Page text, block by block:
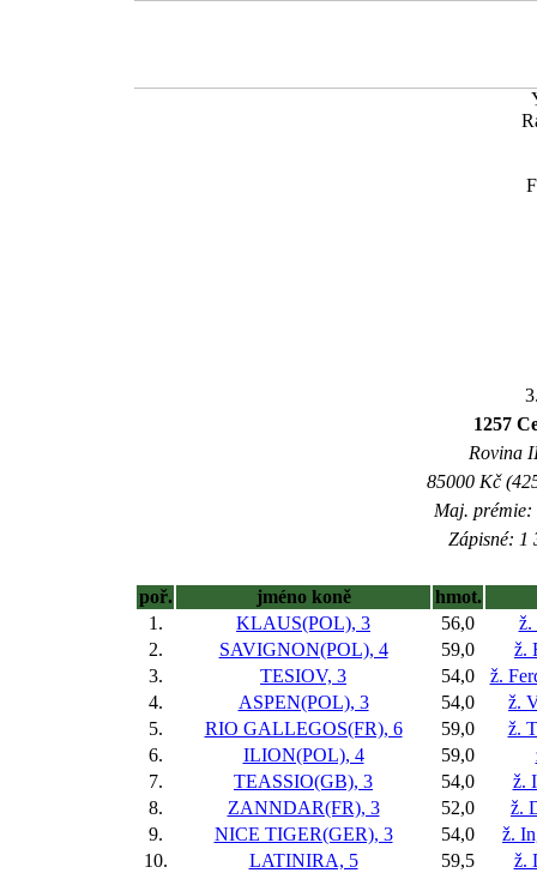
1257
Rovina
85000 Kč
Maj. prémie:
Zápisné: 1
poř. jméno koně
hmot.
1.
KLAUS(POL), 3 56,0
ž.
2.
SAVIGNON(POL), 4 59,0
ž.
3.
TESIOV, 3 54,0
ž.
4.
ASPEN(POL), 3 54,0
ž.
5.
RIO GALLEGOS(FR), 6 59,0
ž.
6.
ILION(POL), 4 59,0
7.
TEASSIO(GB), 3 54,0
ž.
8.
ZANNDAR(FR), 3 52,0
ž.
9.
NICE TIGER(GER), 3 54,0
ž.
10.
LATINIRA, 5 59,5 ž.